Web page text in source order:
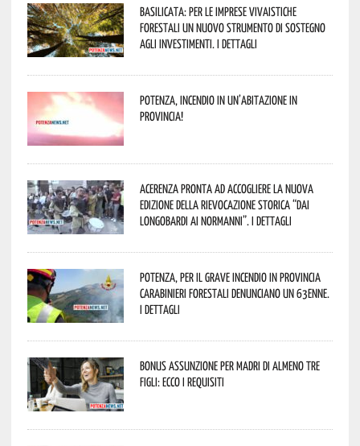
Basilicata: per le imprese vivaistiche
forestali un nuovo strumento di sostegno
agli investimenti. I dettagli
Potenza, incendio in un’abitazione in
provincia!
Acerenza pronta ad accogliere la nuova
edizione della rievocazione storica “Dai
Longobardi ai Normanni”. I dettagli
Potenza, per il grave incendio in Provincia
Carabinieri forestali denunciano un 63enne.
I dettagli
Bonus assunzione per madri di almeno tre
figli: ecco i requisiti